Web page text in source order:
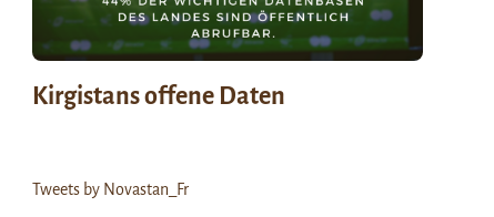
Kirgistans offene Daten
Tweets by Novastan_Fr